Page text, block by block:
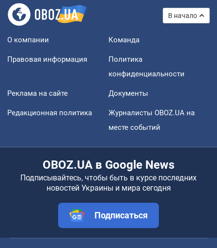
В начало
О компании Команда
Правовая информация
Политика
конфиденциальности
Реклама на сайте Документы
Редакционная политика
Журналисты OBOZ.UA на
месте событий
OBOZ.UA в Google News
Подписывайтесь, чтобы быть в курсе последних
новостей Украины и мира сегодня
Подписаться